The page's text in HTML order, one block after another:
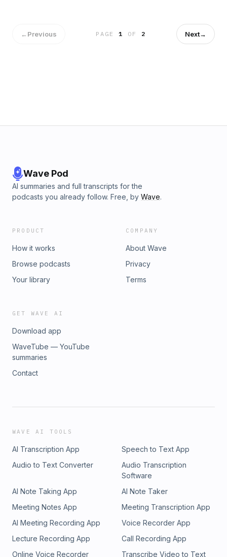
Kanal: https://www.instagram.com/fastenstories/ Wir freuen
uns über eure Feedback und Wünsche
←Previous PAGE1 OF 2 Next→
Wave Pod
AI summaries and full transcripts for the
podcasts you already follow. Free, by Wave.
PRODUCT
How it works
Browse podcasts
Your library
COMPANY
About Wave
Privacy
Terms
GET WAVE AI
Download app
WaveTube — YouTube
summaries
Contact
WAVE AI TOOLS
AI Transcription App
Speech to Text App
Audio to Text Converter
Audio Transcription
Software
AI Note Taking App
AI Note Taker
Meeting Notes App
Meeting Transcription App
AI Meeting Recording App
Voice Recorder App
Lecture Recording App
Call Recording App
Online Voice Recorder
Transcribe Video to Text